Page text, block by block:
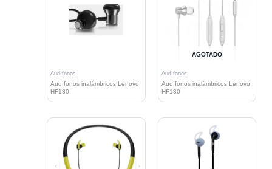
Audífonos
Audífonos inalámbricos Lenovo
HF130
AGOTADO
Audífonos
Audífonos inalámbricos Lenovo
HF130